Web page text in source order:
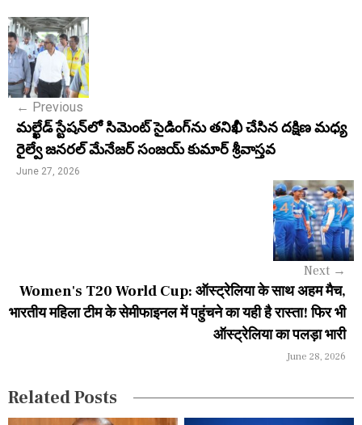
P
o
s
n
a
t
n
← Previous
మల్ఖేడ్ స్టేషన్‌లో సిమెంట్ సైడింగ్‌ను తనిఖీ చేసిన దక్షిణ మధ్య
రైల్వే జనరల్ మేనేజర్ సంజయ్ కుమార్ శ్రీవాస్తవ
June 27, 2026
Next →
Women's T20 World Cup: ऑस्ट्रेलिया के साथ अहम मैच,
भारतीय महिला टीम के सेमीफाइनल में पहुंचने का यही है रास्ता! फिर भी
ऑस्ट्रेलिया का पलड़ा भारी
June 28, 2026
Related Posts